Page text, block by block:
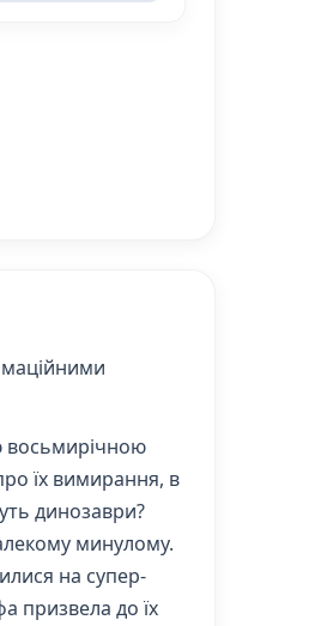
восьмирічною
їх вимирання, в
динозаври?
минулому.
на супер-
призвела до їх